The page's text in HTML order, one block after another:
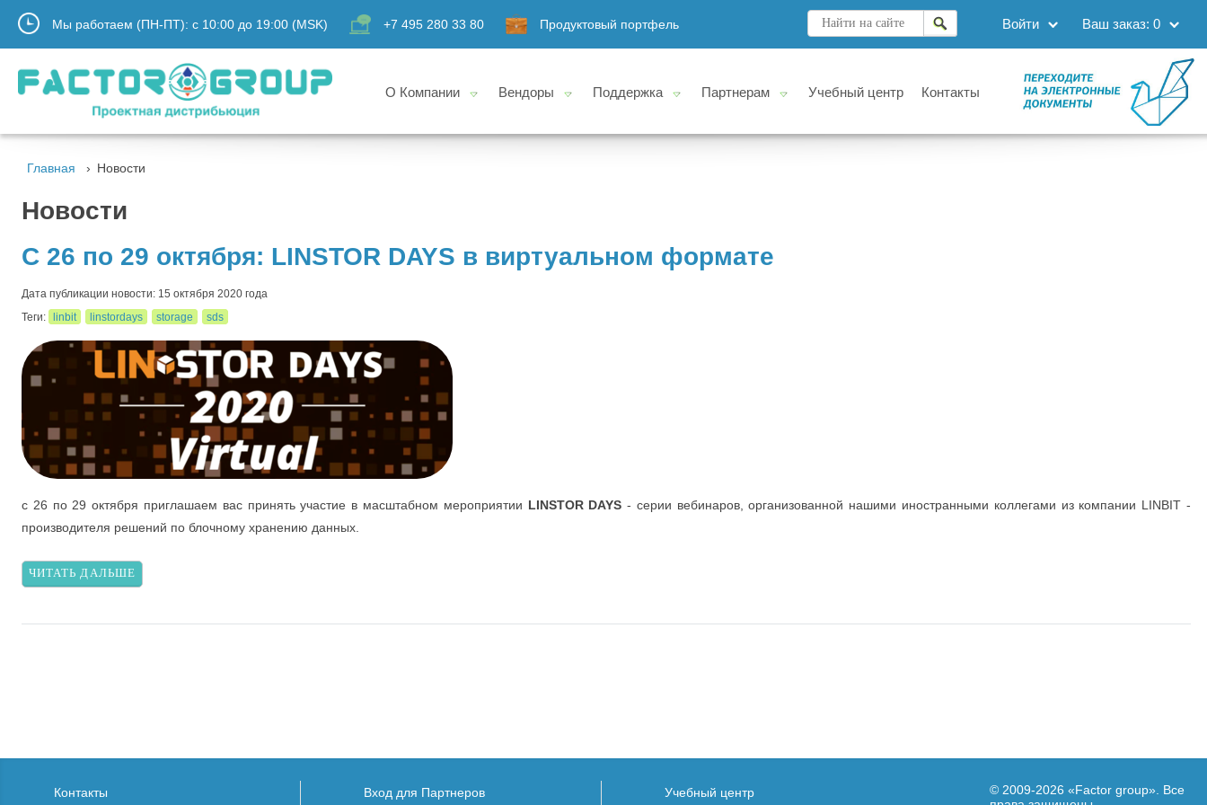
Мы работаем (ПН-ПТ): с 10:00 до 19:00 (MSK) +7 495 280 33 80 Продуктовый портфель Ваш заказ: 0
Войти
О Компании Вендоры Поддержка Партнерам Учебный центр Контакты
Главная Новости
Новости
C 26 по 29 октября: LINSTOR DAYS в виртуальном формате
Дата публикации новости: 15 октября 2020 года
Теги:
linbit linstordays storage sds
с 26 по 29 октября приглашаем вас принять участие в масштабном мероприятии LINSTOR DAYS - серии вебинаров, организованной нашими иностранными коллегами из компании LINBIT -
производителя решений по блочному хранению данных.
ЧИТАТЬ ДАЛЬШЕ
Контакты Вход для Партнеров Учебный центр © 2009-2026 «Factor group» . Все